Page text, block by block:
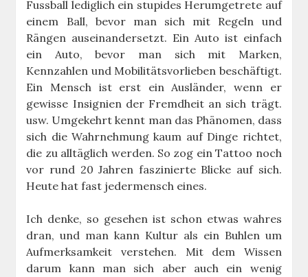
Fussball lediglich ein stupides Herumgetrete auf
einem Ball, bevor man sich mit Regeln und
Rängen auseinandersetzt. Ein Auto ist einfach
ein Auto, bevor man sich mit Marken,
Kennzahlen und Mobilitätsvorlieben beschäftigt.
Ein Mensch ist erst ein Ausländer, wenn er
gewisse Insignien der Fremdheit an sich trägt.
usw. Umgekehrt kennt man das Phänomen, dass
sich die Wahrnehmung kaum auf Dinge richtet,
die zu alltäglich werden. So zog ein Tattoo noch
vor rund 20 Jahren faszinierte Blicke auf sich.
Heute hat fast jedermensch eines.
Ich denke, so gesehen ist schon etwas wahres
dran, und man kann Kultur als ein Buhlen um
Aufmerksamkeit verstehen. Mit dem Wissen
darum kann man sich aber auch ein wenig